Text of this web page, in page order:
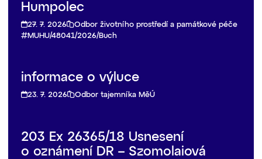
Humpolec
27. 7. 2026
Odbor životního prostředí a památkové péče
MUHU/48041/2026/Buch
informace o výluce
23. 7. 2026 Odbor tajemníka MěÚ
203 Ex 26365/18 Usnesení
o oznámení DR – Szomolaiová